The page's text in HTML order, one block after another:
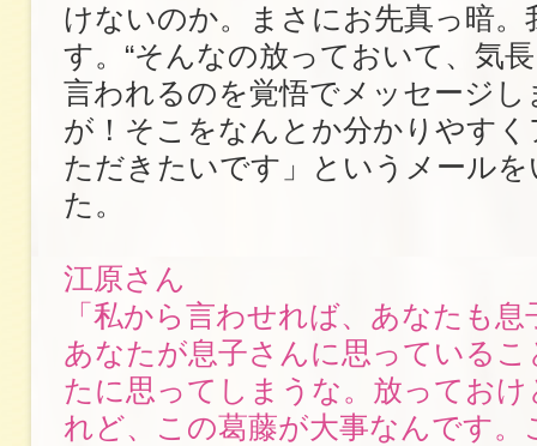
けないのか。まさにお先真っ暗。
す。“そんなの放っておいて、気
言われるのを覚悟でメッセージし
が！そこをなんとか分かりやす
ただきたいです」というメール
た。
江原さん
「私から言わせれば、あなたも
あなたが息子さんに思っている
たに思ってしまうな。放ってお
れど、この葛藤が大事なんです。